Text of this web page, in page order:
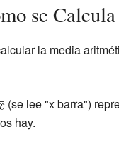
se
la media
(se lee "x barra")
hay.